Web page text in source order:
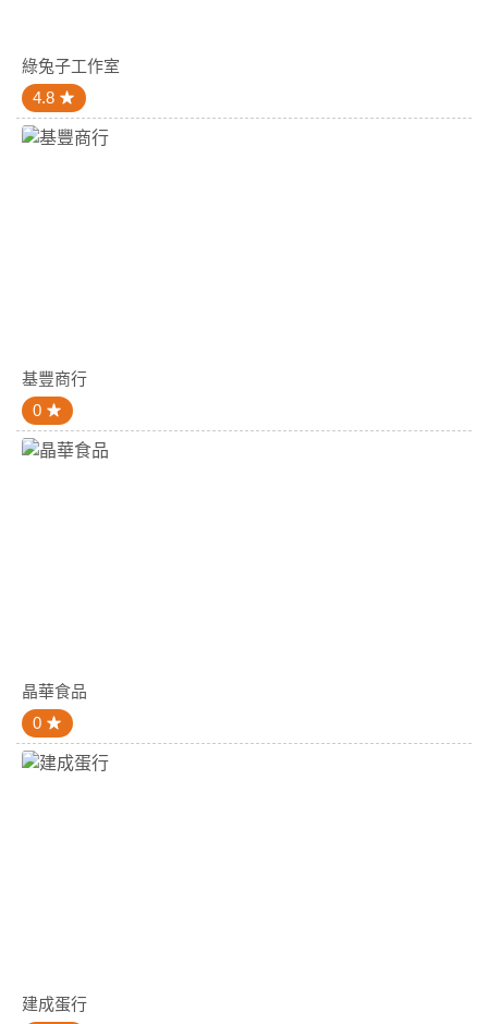
綠兔子工作室
4.8
基豐商行
0
晶華食品
0
建成蛋行